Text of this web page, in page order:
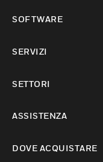
SOFTWARE
SERVIZI
SETTORI
ASSISTENZA
DOVE ACQUISTARE